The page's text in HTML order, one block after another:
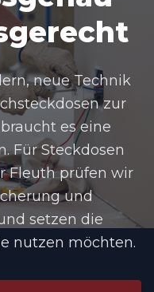
neue Technik
zur
es eine
Für Steckdosen
Fleuth prüfen wir
und
setzen die
nutzen möchten.